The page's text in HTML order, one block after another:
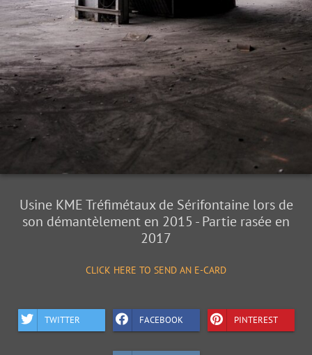
Usine KME Tréfimétaux de Sérifontaine lors de
son démantèlement en 2015 - Partie rasée en
2017
CLICK HERE TO SEND AN E-CARD
TWITTER FACEBOOK PINTEREST